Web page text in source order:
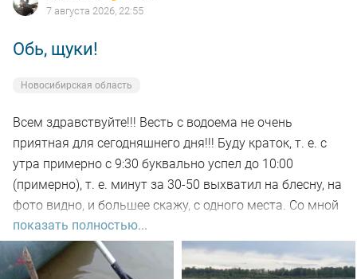
7 августа 2026, 22:55
Обь, щуки!
Новосибирская область
Всем здравствуйте!!! Весть с водоема не очень
приятная для сегодняшнего дня!!! Буду краток, т. е. с
утра примерно с 9:30 буквально успел до 10:00
(примерно), т. е. минут за 30-50 выхватил на блесну, на
фото видно, и большее скажу, с одного места. Со мной
был рыбак, который рыбачил с берега, т. е. я его увез
на остров на белую рыбу, а сам дальше, как обычно, по
корягам. Уже много написал)))). Так вот, сегодня
показать полностью...